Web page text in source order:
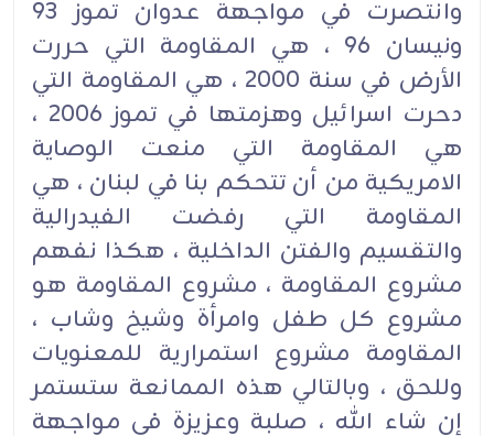
وانتصرت في مواجهة عدوان تموز 93
ونيسان 96 ، هي المقاومة التي حررت
الأرض في سنة 2000 ، هي المقاومة التي
دحرت اسرائيل وهزمتها في تموز 2006 ،
هي المقاومة التي منعت الوصاية
الامريكية من أن تتحكم بنا في لبنان ، هي
المقاومة التي رفضت الفيدرالية
والتقسيم والفتن الداخلية ، هكذا نفهم
مشروع المقاومة ، مشروع المقاومة هو
مشروع كل طفل وامرأة وشيخ وشاب ،
المقاومة مشروع استمرارية للمعنويات
وللحق ، وبالتالي هذه الممانعة ستستمر
إن شاء الله ، صلبة وعزيزة في مواجهة